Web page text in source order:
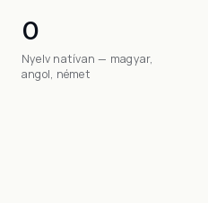
0
Nyelv natívan — magyar,
angol, német